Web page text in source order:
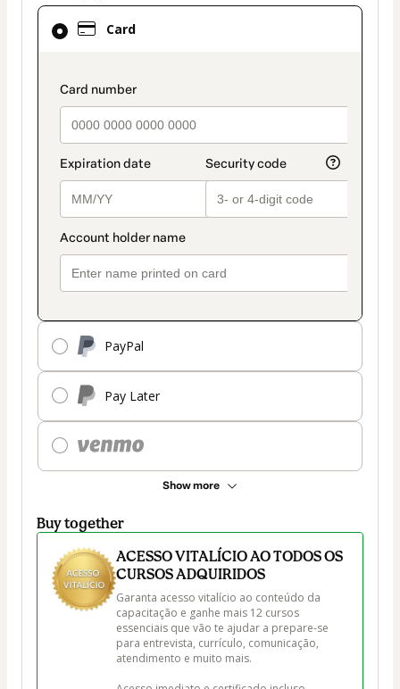
Card
payment_data.section_title_v2
PayPal
Pay Later
Show more
Card
selected
method
Buy together
ACESSO VITALÍCIO AO TODOS OS
CURSOS ADQUIRIDOS
Garanta acesso vitalício ao conteúdo da
capacitação e ganhe mais 12 cursos
essenciais que vão te ajudar a prepare-se
para entrevista, currículo, comunicação,
atendimento e muito mais.